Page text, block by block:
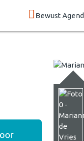
Bewust